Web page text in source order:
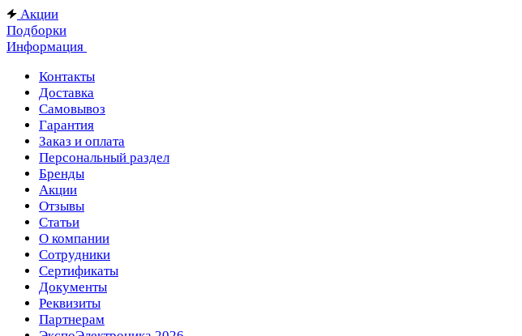
Акции
Подборки
Информация
Контакты
Доставка
Самовывоз
Гарантия
Заказ и оплата
Персональный раздел
Бренды
Акции
Отзывы
Статьи
О компании
Сотрудники
Сертификаты
Документы
Реквизиты
Партнерам